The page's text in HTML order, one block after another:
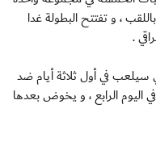
، و تفتتح البطولة غدا
.
في أول ثلاثة أيام ضد
اليوم الرابع ، و يخوض بعدها